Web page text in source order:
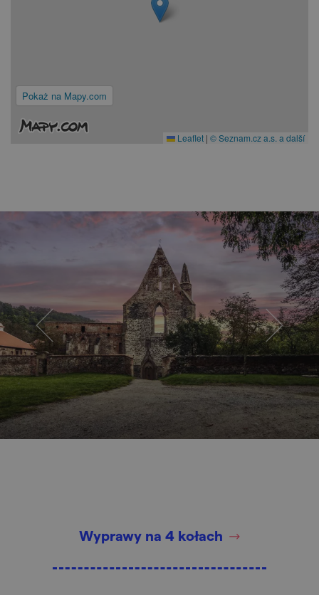
Pokaż na Mapy.com
Leaflet | © Seznam.cz a.s. a další
Wyprawy na 4 kołach